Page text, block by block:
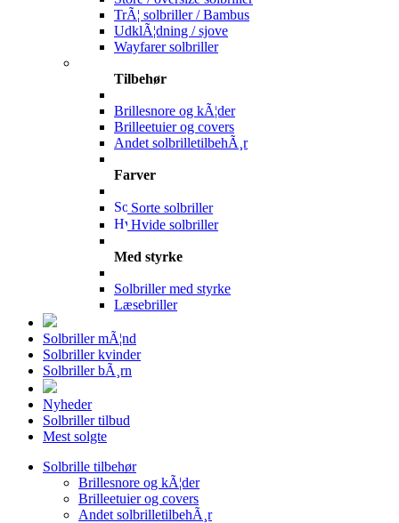
TrÃ¦ solbriller / Bambus
UdklÃ¦dning / sjove
Wayfarer solbriller
Tilbehør
Brillesnore og kÃ¦der
Brilleetuier og covers
Andet solbrilletilbehÃ¸r
Farver
Sorte solbriller
Hvide solbriller
Med styrke
Solbriller med styrke
Læsebriller
Solbriller mÃ¦nd
Solbriller kvinder
Solbriller bÃ¸rn
Nyheder
Solbriller tilbud
Mest solgte
Solbrille tilbehør
Brillesnore og kÃ¦der
Brilleetuier og covers
Andet solbrilletilbehÃ¸r